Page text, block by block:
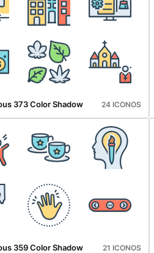
373 Color Shadow 24 ICONOS
359 Color Shadow 21 ICONOS